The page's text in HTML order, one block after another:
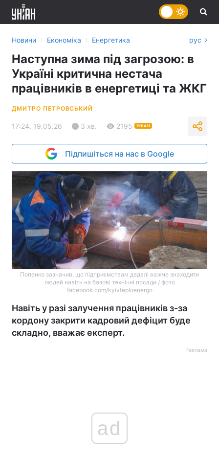
Новини › Економіка › Енергетика рус
Наступна зима під загрозою: в
Україні критична нестача
працівників в енергетиці та ЖКГ
ДМИТРО ПЕТРОВСЬКИЙ
17:24, 19.05.26 3 хв. 2195 УНІАН
Підпишіться на нас в Google
Попенко зазначив, що підприємствам дедалі важче знаходити
людей навіть на базові технічні посади / фото
facebook.com/kyivteploenergo
Навіть у разі залучення працівників з-за
кордону закрити кадровий дефіцит буде
складно, вважає експерт.
Реклама
ad